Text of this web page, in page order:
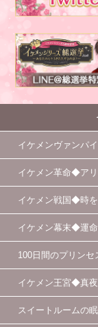
イケメンヴァンパ
イケメン革命◆ア
イケメン戦国◆時
イケメン幕末◆運
100日間のプリン
イケメン王宮◆真
スイートルームの